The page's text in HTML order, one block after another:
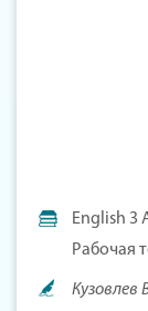
English 3
Рабочая
Кузовлев